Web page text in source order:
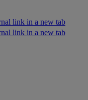
link in a new tab
link in a new tab